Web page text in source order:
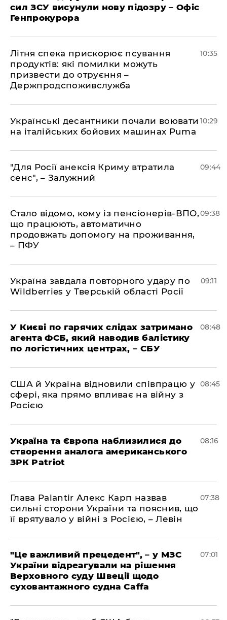
сил ЗСУ висунули нову підозру – Офіс
Генпрокурора
Літня спека прискорює псування
продуктів: які помилки можуть
призвести до отруєння –
Держпродспоживслужба
10:35
Українські десантники почали воювати
на італійських бойових машинах Puma
10:29
"Для Росії анексія Криму втратила
сенс", – Залужний
09:44
Стало відомо, кому із пенсіонерів-ВПО,
що працюють, автоматично
продовжать допомогу на проживання,
– ПФУ
09:38
Україна завдала повторного удару по
Wildberries у Тверській області Росії
09:11
У Києві по гарячих слідах затримано
агента ФСБ, який наводив балістику
по логістичних центрах, – СБУ
08:48
США й Україна відновили співпрацю у
сфері, яка прямо впливає на війну з
Росією
08:45
Україна та Європа наблизилися до
створення аналога американського
ЗРК Patriot
08:16
Глава Palantir Алекс Карп назвав
сильні сторони України та пояснив, що
її врятувало у війні з Росією, – Левін
07:38
"Це важливий прецедент", – у МЗС
України відреагували на рішення
Верховного суду Швеції щодо
суховантажного судна Caffa
07:01